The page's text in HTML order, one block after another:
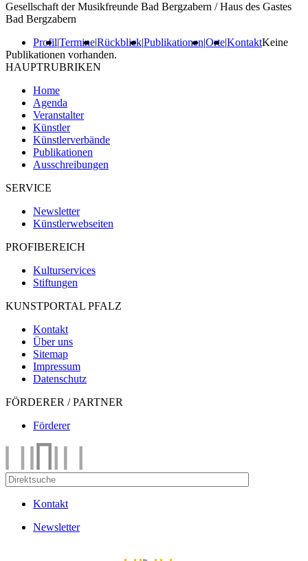
Gesellschaft der Musikfreunde Bad Bergzabern / Haus des Gastes
Bad Bergzabern
Profil|Termine|Rückblick|Publikationen|Orte|KontaktKeine
Publikationen vorhanden.
HAUPTRUBRIKEN
Home
Agenda
Veranstalter
Künstler
Künstlerverbände
Publikationen
Ausschreibungen
SERVICE
Newsletter
Künstlerwebseiten
PROFIBEREICH
Kulturservices
Stiftungen
KUNSTPORTAL PFALZ
Kontakt
Über uns
Sitemap
Impressum
Datenschutz
FÖRDERER / PARTNER
Förderer
Kontakt
Newsletter